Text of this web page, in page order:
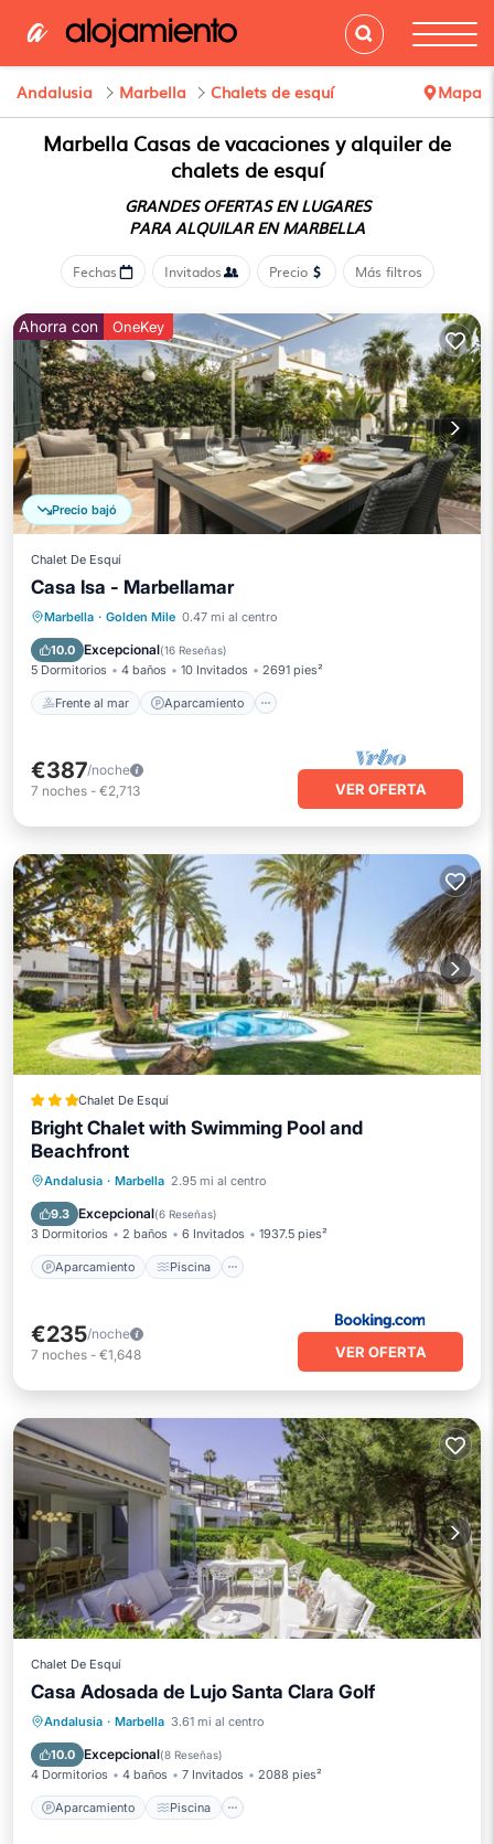
Andalusia Marbella Chalets de esquí Mapa
Marbella Casas de vacaciones y alquiler de
chalets de esquí
GRANDES OFERTAS EN LUGARES
PARA ALQUILAR EN MARBELLA
Fechas Invitados Precio Más filtros
Precio bajó
Ahorra con OneKey
Chalet De Esquí
Casa Isa - Marbellamar
Marbella · Golden Mile 0.47 mi al centro
10.0 Excepcional(16 Reseñas)
5 Dormitorios 4 baños 10 Invitados 2691 pies²
Frente al mar Aparcamiento
Frente al mar Aparcamiento
Vista al mar
€387/noche
7 noches - €2,713 VER OFERTA
Chalet De Esquí
Bright Chalet with Swimming Pool and
Beachfront
Andalusia · Marbella 2.95 mi al centro
9.3 Excepcional(6 Reseñas)
3 Dormitorios 2 baños 6 Invitados 1937.5 pies²
Aparcamiento Piscina
Aparcamiento
Piscina
Balcón/Terraza
€235/noche
7 noches - €1,648 VER OFERTA
Chalet De Esquí
Casa Adosada de Lujo Santa Clara Golf
Andalusia · Marbella 3.61 mi al centro
10.0 Excepcional(8 Reseñas)
4 Dormitorios 4 baños 7 Invitados 2088 pies²
Aparcamiento Piscina
Aparcamiento
Piscina
Balcón/Terraza